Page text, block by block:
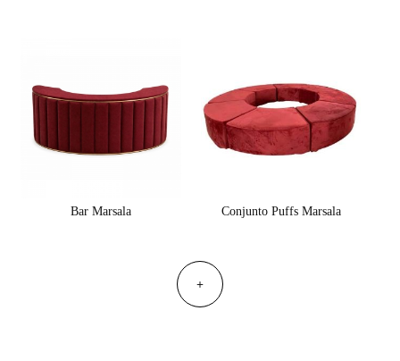
Bar Marsala Conjunto Puffs Marsala
+